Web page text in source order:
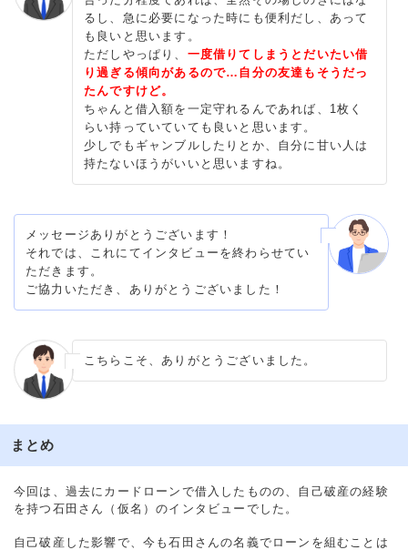
るし、急に必要になった時にも便利だし、あって
も良いと思います。
ただしやっぱり、 一度借りてしまうとだいたい借
り過ぎる傾向があるので…自分の友達もそうだっ
たんですけど。
ちゃんと借入額を一定守れるんであれば、1枚く
らい持っていていても良いと思います。
少しでもギャンブルしたりとか、自分に甘い人は
持たないほうがいいと思いますね。
メッセージありがとうございます！
それでは、これにてインタビューを終わらせてい
ただきます。
ご協力いただき、ありがとうございました！
こちらこそ、ありがとうございました。
まとめ
今回は、過去にカードローンで借入したものの、自己破産の経験
を持つ石田さん（仮名）のインタビューでした。
自己破産した影響で、今も石田さんの名義でローンを組むことは